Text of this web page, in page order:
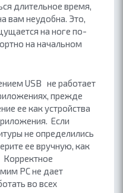
длительное время,
вам неудобна. Это,
на ноге по-
на начальном
USB не работает
прежде
ее как устройства
Если
не определились
ее вручную, как
Корректное
PC не дает
во всех